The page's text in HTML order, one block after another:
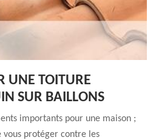
UNE TOITURE
SUR BAILLONS
importants pour une maison ;
protéger contre les